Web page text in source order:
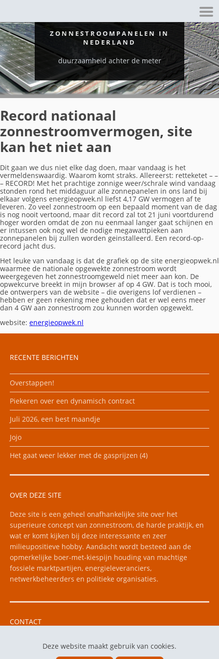
ZONNESTROOMPANELEN IN
NEDERLAND
duurzaamheid achter de meter
Record nationaal
zonnestroomvermogen, site
kan het niet aan
Dit gaan we dus niet elke dag doen, maar vandaag is het
vermeldenswaardig. Waarom komt straks. Allereerst: retteketet – –
– RECORD! Met het prachtige zonnige weer/schrale wind vandaag
stonden rond het middaguur alle zonnepanelen in ons land bij
elkaar volgens energieopwek.nl liefst 4,17 GW vermogen af te
leveren. Zo veel zonnestroom op een bepaald moment van de dag
is nog nooit vertoond, maar dit record zal tot 21 juni voortdurend
hoger worden omdat de zon nu eenmaal langer gaat schijnen en
er intussen ook nog wel de nodige megawattpieken aan
zonnepanelen bij zullen worden geinstalleerd. Een record-op-
record jacht dus.
Het leuke van vandaag is dat de grafiek op de site energieopwek.nl
waarmee de nationale opgewekte zonnestroom wordt
weergegeven het zonnestroomgeweld niet meer aan kon. De
opwekcurve breekt in mijn browser af op 4 GW. Dat is toch mooi,
de ontwerpers van de website – die overigens lof verdienen –
hebben er geen rekening mee gehouden dat er wel eens meer
dan 4 GW aan zonnestroom zou kunnen worden opgewekt.
website: energieopwek.nl
RECENTE BERICHTEN
Overstappen!
Piekeren over een dynamisch contract
Juli 2026, een best maandje
Jojo
Het gaat weer lekker met de gasprijzen (4)
OVER DEZE SITE
Deze site is een geheel onafhankelijke site over het
superieure concept van zonnestroom, de harde praktijk, en
wat er komt kijken bij deze interessante en zeer
milieupositieve hobby. Aandacht wordt besteed aan de
opmerkelijke boer-met-kiespijn houding van machtige
fossiele marktpartijen, energieleveranciers,
netwerkbeheerders en politieke organisaties.
CONTACT
yahoo.com.
Deze website maakt gebruik van cookies.